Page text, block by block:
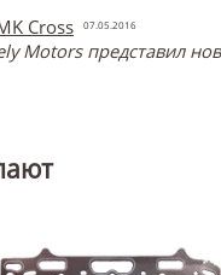
Cross 07.05.2016
Motors представил